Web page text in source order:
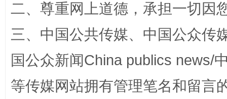
阿坝州三大球赛在茂县开幕 规模
二、尊重网上道德，承担一切因
三、中国公共传媒、中国公众传
国公众新闻China publics news/
等传媒网站拥有管理笔名和留言